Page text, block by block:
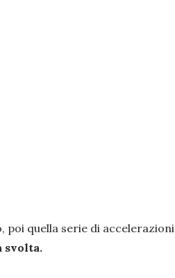
poi quella serie di
svolta.